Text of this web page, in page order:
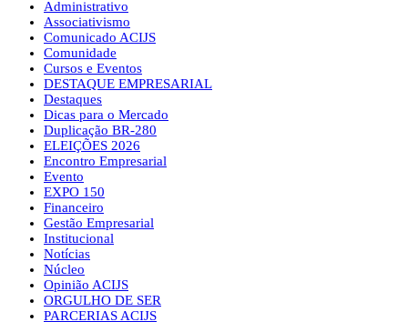
Administrativo
Associativismo
Comunicado ACIJS
Comunidade
Cursos e Eventos
DESTAQUE EMPRESARIAL
Destaques
Dicas para o Mercado
Duplicação BR-280
ELEIÇÕES 2026
Encontro Empresarial
Evento
EXPO 150
Financeiro
Gestão Empresarial
Institucional
Notícias
Núcleo
Opinião ACIJS
ORGULHO DE SER
PARCERIAS ACIJS